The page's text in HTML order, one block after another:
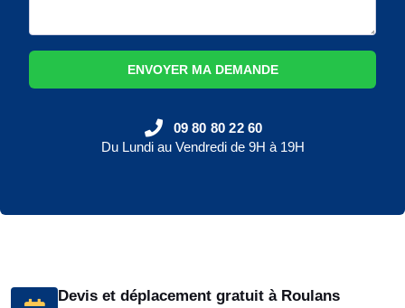
Devis et déplacement gratuit à Roulans
ENVOYER MA DEMANDE
09 80 80 22 60
Du Lundi au Vendredi de 9H à 19H